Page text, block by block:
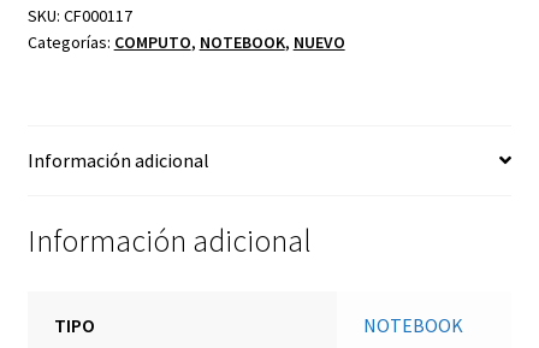
GEN
11
DDR4
PRO
cantidad
SKU: CF000117
Categorías: COMPUTO, NOTEBOOK, NUEVO
Información adicional
Información adicional
TIPO NOTEBOOK